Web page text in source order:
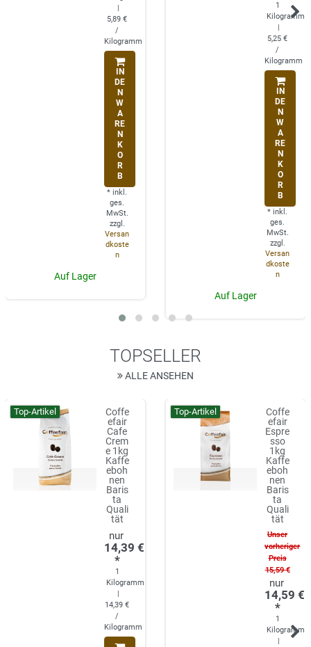
5,89 €
/
Kilogramm
IN
DE
N
W
A
RE
N
K
O
R
B
* inkl.
ges.
MwSt.
zzgl.
Versan
dkoste
n
Auf Lager
1
Kilogramm
5,25 €
/
Kilogramm
IN
DE
N
W
A
RE
N
K
O
R
B
* inkl.
ges.
MwSt.
zzgl.
Versan
dkoste
n
Auf Lager
TOPSELLER
ALLE ANSEHEN
Top-Artikel
Coffe
efair
Cafe
Crem
e 1kg
Kaffe
eboh
nen
Baris
ta
Quali
tät
14,39 €
*
1
Kilogramm
14,39 €
/
Kilogramm
Top-Artikel
Coffe
efair
Espre
sso
1kg
Kaffe
eboh
nen
Baris
ta
Quali
tät
Unser
vorheriger
Preis
15,59 €
14,59 €
*
1
Kilogramm